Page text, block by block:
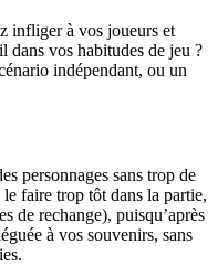
infliger à vos joueurs et
dans vos habitudes de jeu ?
indépendant, ou un
personnages sans trop de
faire trop tôt dans la partie,
de rechange), puisqu’après
à vos souvenirs, sans